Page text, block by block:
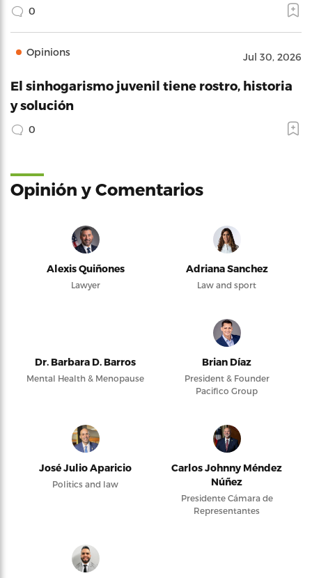
0
Opinions Jul 30, 2026
El sinhogarismo juvenil tiene rostro, historia
y solución
0
Opinión y Comentarios
Alexis Quiñones
Lawyer
Adriana Sanchez
Law and sport
Dr. Barbara D. Barros
Mental Health & Menopause
Brian Díaz
President & Founder
Pacifico Group
José Julio Aparicio
Politics and law
Carlos Johnny Méndez
Núñez
Presidente Cámara de
Representantes